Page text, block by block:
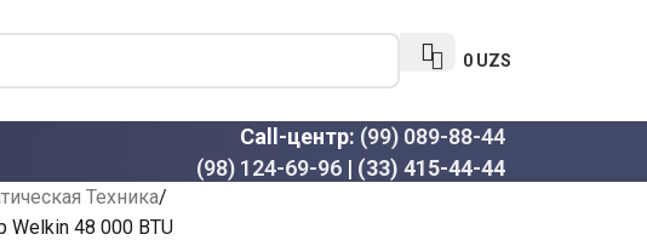
0 UZS
Call-центр: (99) 089-88-44
(98) 124-69-96 | (33) 415-44-44
Техника
48 000 BTU